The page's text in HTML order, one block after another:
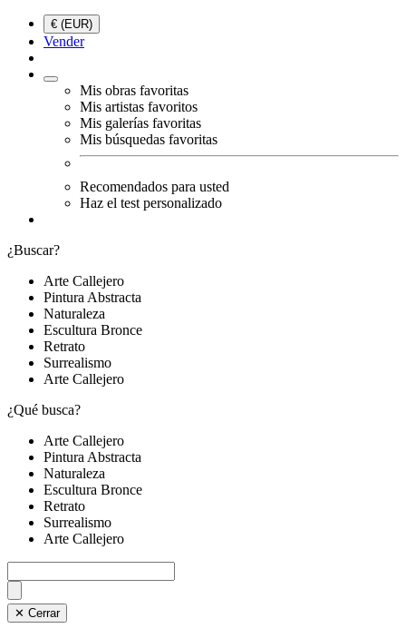
€ (EUR)
Vender
Mis obras favoritas
Mis artistas favoritos
Mis galerías favoritas
Mis búsquedas favoritas
Recomendados para usted
Haz el test personalizado
¿Buscar?
Arte Callejero
Pintura Abstracta
Naturaleza
Escultura Bronce
Retrato
Surrealismo
Arte Callejero
¿Qué busca?
Arte Callejero
Pintura Abstracta
Naturaleza
Escultura Bronce
Retrato
Surrealismo
Arte Callejero
✕ Cerrar